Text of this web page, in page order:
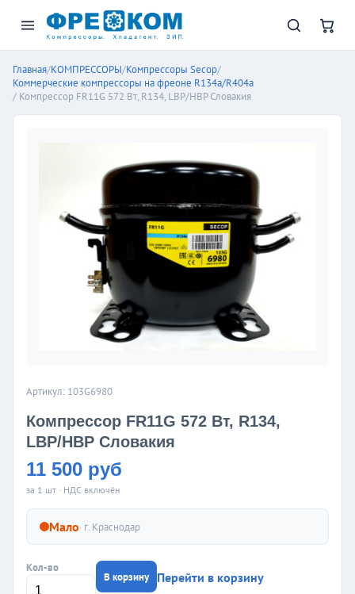
Главная/КОМПРЕССОРЫ/Компрессоры Secop/
Коммерческие компрессоры на фреоне R134a/R404a
/ Компрессор FR11G 572 Вт, R134, LBP/HBP Словакия
Артикул: 103G6980
Компрессор FR11G 572 Вт, R134,
LBP/HBP Словакия
11 500 руб
за 1 шт · НДС включён
Мало· г. Краснодар
Кол-во
В корзину Перейти в корзину